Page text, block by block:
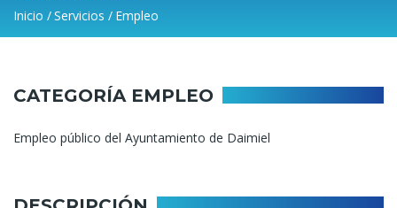
Sobrescribir
enlaces
ayuda
a
la
Inicio Servicios Empleo
CATEGORÍA EMPLEO
Empleo público del Ayuntamiento de Daimiel